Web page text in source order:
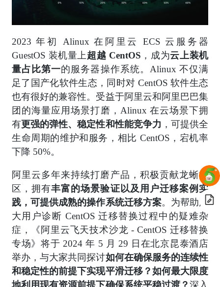
2023 年初 Alinux 在阿里云 ECS 云服务器
GuestOS 装机量上超越 CentOS ，成为云上装机
量占比第一的服务器操作系统。Alinux 不仅满
足了国产化软件生态，同时对 CentOS 软件生态
也有很好的兼容性。受益于阿里云和阿里巴巴集
团的海量应用场景打磨，Alinux 在云场景下拥
有更强的弹性、稳定性和性能竞争力 ，可提供全
生命周期的维护和服务，相比 CentOS，宕机率
下降 50%。
阿里云多年来持续打磨产品，积极贡献龙蜥社
区，拥有丰富的场景验证以及用户迁移案例实
践，可提供成熟的操作系统迁移方案。为帮助广
大用户诊断 CentOS 迁移替换过程中的疑难杂
症，《阿里云飞天技术沙龙 - CentOS 迁移替换
专场》将于 2024 年 5 月 29 日在北京昆泰酒店
举办，与大家共同探讨如何在确保服务的连续性
和稳定性的前提下实现平滑迁移？如何最大限度
地利用现有资源前提下确保系统平稳过渡？深入